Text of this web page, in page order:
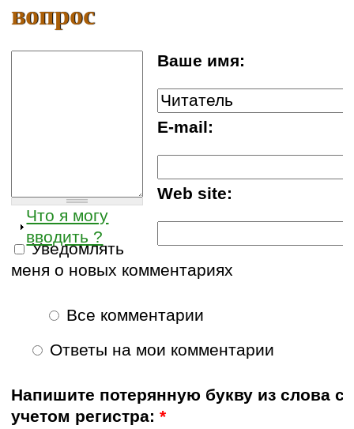
вопрос
Ваше имя:
E-mail:
Web site:
Что я могу
вводить ?
Уведомлять
меня о новых комментариях
Все комментарии
Ответы на мои комментарии
Напишите потерянную букву из слова с
учетом регистра:*